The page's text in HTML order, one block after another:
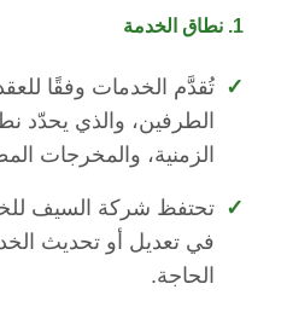
1. نطاق الخدمة
تُقدَّم الخدمات وفقًا
الطرفين، والذي يحدّد
الزمنية، والمخرجات
تحتفظ شركة السيف
في تعديل أو تحديث
الحاجة.